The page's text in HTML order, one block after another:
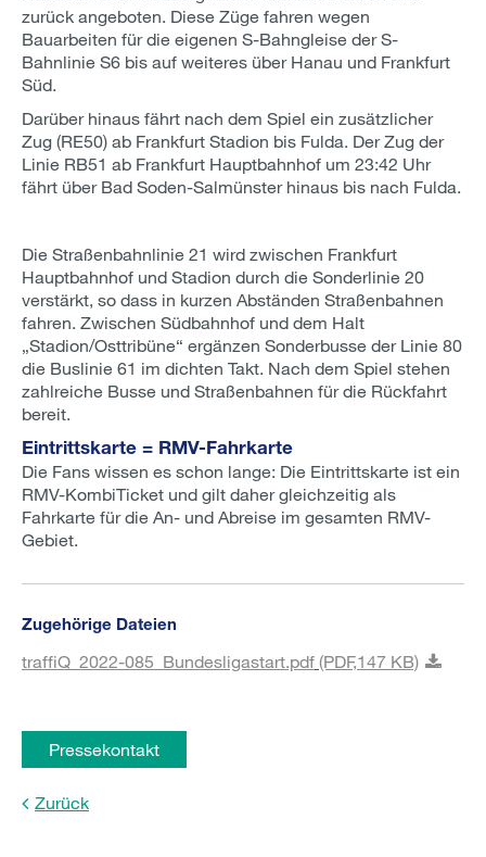
zurück angeboten. Diese Züge fahren wegen
Bauarbeiten für die eigenen S-Bahngleise der S-
Bahnlinie S6 bis auf weiteres über Hanau und Frankfurt
Süd.
Darüber hinaus fährt nach dem Spiel ein zusätzlicher
Zug (RE50) ab Frankfurt Stadion bis Fulda. Der Zug der
Linie RB51 ab Frankfurt Hauptbahnhof um 23:42 Uhr
fährt über Bad Soden-Salmünster hinaus bis nach Fulda.
Die Straßenbahnlinie 21 wird zwischen Frankfurt
Hauptbahnhof und Stadion durch die Sonderlinie 20
verstärkt, so dass in kurzen Abständen Straßenbahnen
fahren. Zwischen Südbahnhof und dem Halt
„Stadion/Osttribüne“ ergänzen Sonderbusse der Linie 80
die Buslinie 61 im dichten Takt. Nach dem Spiel stehen
zahlreiche Busse und Straßenbahnen für die Rückfahrt
bereit.
Eintrittskarte = RMV-Fahrkarte
Die Fans wissen es schon lange: Die Eintrittskarte ist ein
RMV-KombiTicket und gilt daher gleichzeitig als
Fahrkarte für die An- und Abreise im gesamten RMV-
Gebiet.
Zugehörige Dateien
traffiQ_2022-085_Bundesligastart.pdf (PDF,147 KB)
Pressekontakt
Zurück